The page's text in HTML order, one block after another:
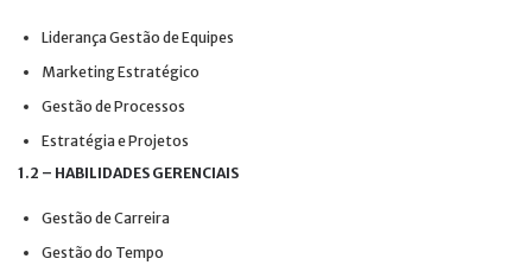
Liderança Gestão de Equipes
Marketing Estratégico
Gestão de Processos
Estratégia e Projetos
1.2 – HABILIDADES GERENCIAIS
Gestão de Carreira
Gestão do Tempo